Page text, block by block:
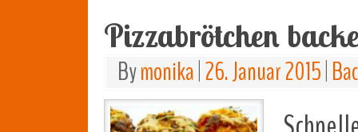
Pizzabrötchen
Bymonika 26. Januar 2015